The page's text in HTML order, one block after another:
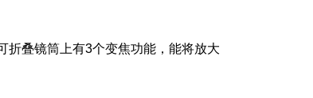
折叠镜筒上有3个变焦功能，能将放大